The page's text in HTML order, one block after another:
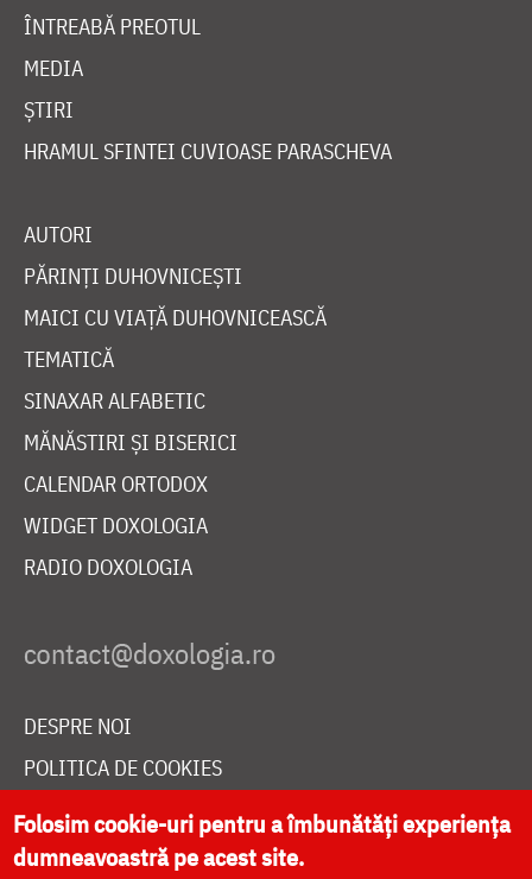
ÎNTREABĂ PREOTUL
MEDIA
ȘTIRI
HRAMUL SFINTEI CUVIOASE PARASCHEVA
AUTORI
PĂRINȚI DUHOVNICEȘTI
MAICI CU VIAȚĂ DUHOVNICEASCĂ
TEMATICĂ
SINAXAR ALFABETIC
MĂNĂSTIRI ȘI BISERICI
CALENDAR ORTODOX
WIDGET DOXOLOGIA
RADIO DOXOLOGIA
DESPRE NOI
POLITICA DE COOKIES
DONEAZĂ ONLINE PENTRU CATEDRALA NAȚIONALĂ
Folosim cookie-uri pentru a îmbunătăți experiența
dumneavoastră pe acest site.